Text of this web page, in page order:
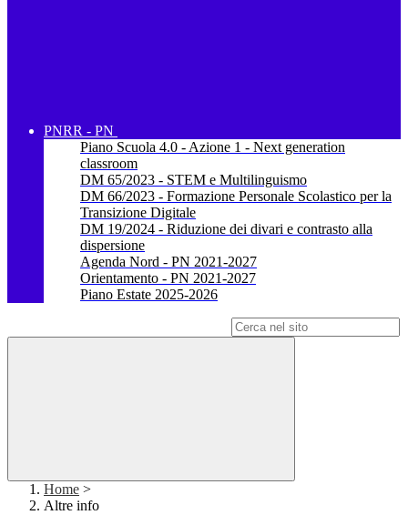
PNRR - PN
Piano Scuola 4.0 - Azione 1 - Next generation
classroom
DM 65/2023 - STEM e Multilinguismo
DM 66/2023 - Formazione Personale Scolastico per la
Transizione Digitale
DM 19/2024 - Riduzione dei divari e contrasto alla
dispersione
Agenda Nord - PN 2021-2027
Orientamento - PN 2021-2027
Piano Estate 2025-2026
Home >
Altre info